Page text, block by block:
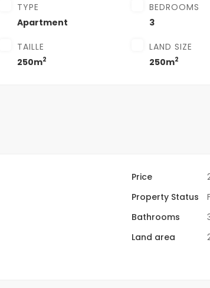
TYPE
Apartment
BEDROOMS
3
TAILLE
250m2
LAND SIZE
250m2
Price
Property Status
Bathrooms
Land area